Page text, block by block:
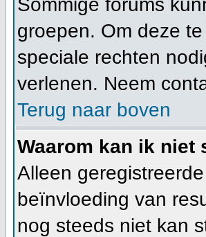
groepen. Om deze
speciale rechten
verlenen. Neem
Terug naar boven
Waarom kan ik niet
Alleen
beïnvloeding van
nog steeds niet kan